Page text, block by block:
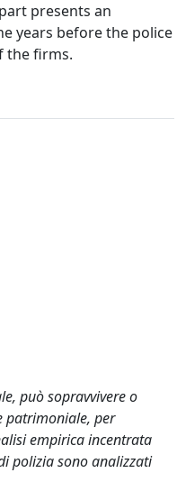
presents an
years before the police
the firms.
può sopravvivere o
patrimoniale, per
empirica incentrata
polizia sono analizzati